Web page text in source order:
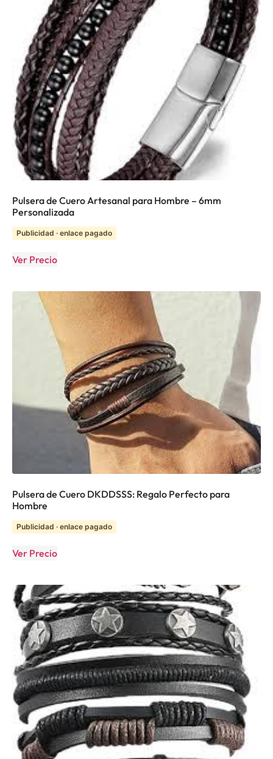
Pulsera de Cuero Artesanal para Hombre – 6mm
Personalizada
Publicidad · enlace pagado
Ver Precio
Pulsera de Cuero DKDDSSS: Regalo Perfecto para
Hombre
Publicidad · enlace pagado
Ver Precio